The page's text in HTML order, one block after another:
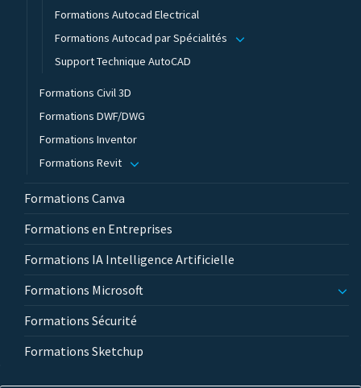
Formations Autocad Electrical
Formations Autocad par Spécialités
Support Technique AutoCAD
Formations Civil 3D
Formations DWF/DWG
Formations Inventor
Formations Revit
Formations Canva
Formations en Entreprises
Formations IA Intelligence Artificielle
Formations Microsoft
Formations Sécurité
Formations Sketchup